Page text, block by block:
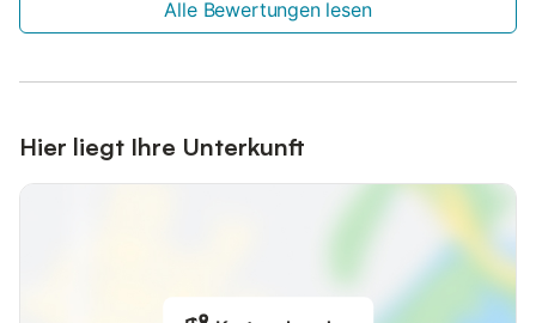
Alle Bewertungen lesen
Hier liegt Ihre Unterkunft